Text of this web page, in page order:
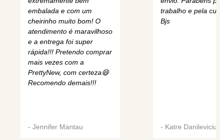
embalada e com um
cheirinho muito bom! O
atendimento é maravilhoso
e a entrega foi super
rápida!!! Pretendo comprar
mais vezes com a
PrettyNew, com certeza😄
Recomendo demais!!!
- Jennifer Mantau
trabalho e pela
Bjs
- Katre Danilevicius